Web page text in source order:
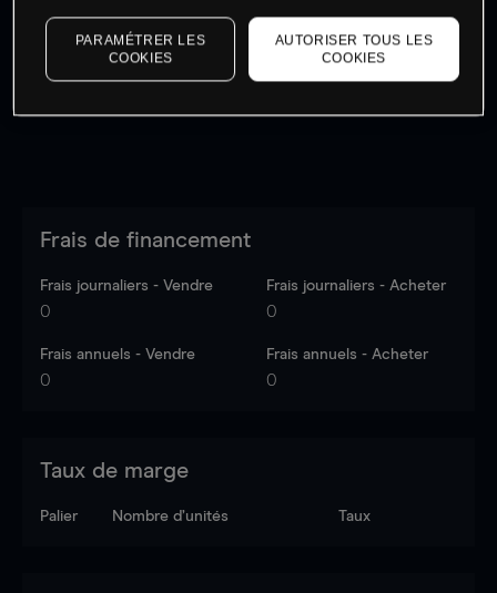
dernières données du marché.Log into see latest
market data
Frais de financement
Frais journaliers - Vendre
0
Frais journaliers - Acheter
0
Frais annuels - Vendre
0
Frais annuels - Acheter
0
Taux de marge
Palier Nombre d’unités Taux
PARAMÉTRER LES
COOKIES
AUTORISER TOUS LES
COOKIES